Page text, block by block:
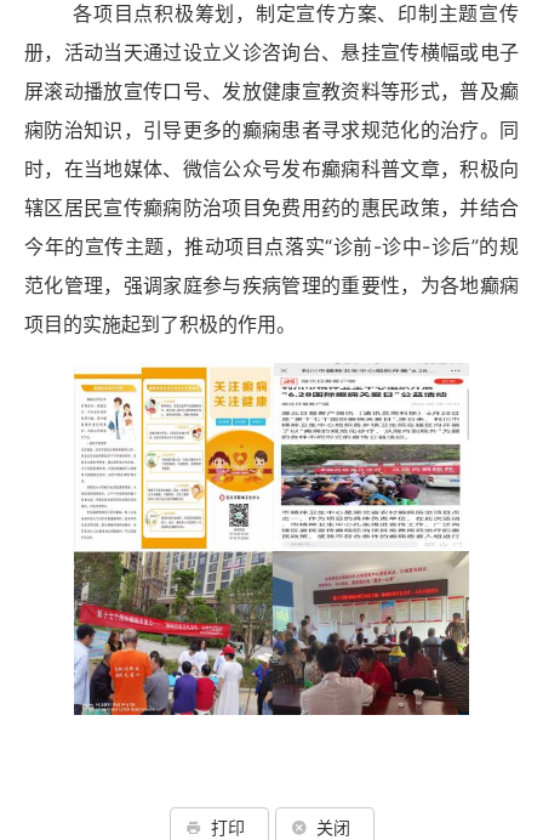
各项目点积极筹划，制定宣传方案、印制主题宣传
册，活动当天通过设立义诊咨询台、悬挂宣传横幅或电子
屏滚动播放宣传口号、发放健康宣教资料等形式，普及癫
痫防治知识，引导更多的癫痫患者寻求规范化的治疗。 同
时，在当地媒体、微信公众号发布癫痫科普文章，积极向
辖区居民宣传癫痫防治项目免费用药的惠民政策，并结合
今年的宣传主题，推动项目点落实“诊前-诊中-诊后”的规
范化管理，强调家庭参与疾病管理的重要性，为各地癫痫
项目的实施起到了积极的作用。
打印 关闭